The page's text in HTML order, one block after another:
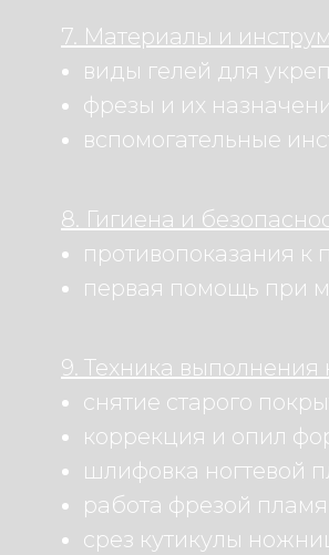
7. Материалы и
виды гелей для
фрезы и их
вспомогательные
8. Гигиена и
противопоказания к
первая помощь при
9. Техника
снятие старого
коррекция и опил
шлифовка ногтевой
работа фрезой
срез кутикулы